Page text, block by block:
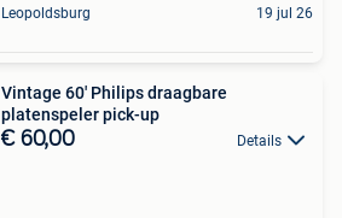
Leopoldsburg 19 jul 26
Vintage 60' Philips draagbare
platenspeler pick-up
€ 60,00 Details